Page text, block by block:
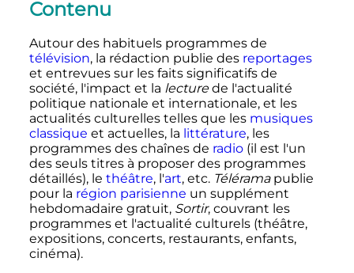
Contenu
Autour des habituels programmes de
télévision, la rédaction publie des reportages
et entrevues sur les faits significatifs de
société, l'impact et la lecturede l'actualité
politique nationale et internationale, et les
actualités culturelles telles que les musiques
classique et actuelles, la littérature, les
programmes des chaînes de radio(il est l'un
des seuls titres à proposer des programmes
détaillés), le théâtre, l'art, etc. Téléramapublie
pour la région parisienne un supplément
hebdomadaire gratuit, Sortir, couvrant les
programmes et l'actualité culturels (théâtre,
expositions, concerts, restaurants, enfants,
cinéma).